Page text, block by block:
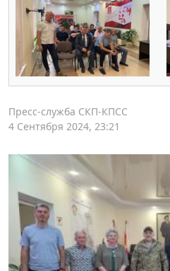
Пресс-служба СКП-КПСС
4 Сентября 2024, 23:21